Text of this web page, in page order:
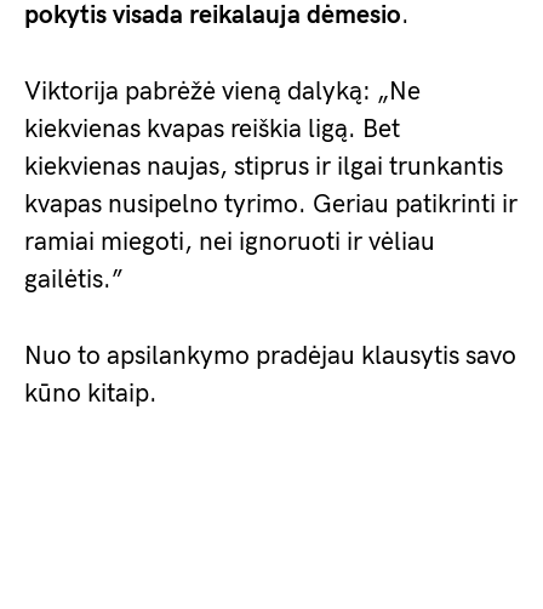
pokytis visada reikalauja dėmesio.
Viktorija pabrėžė vieną dalyką: „Ne
kiekvienas kvapas reiškia ligą. Bet
kiekvienas naujas, stiprus ir ilgai trunkantis
kvapas nusipelno tyrimo. Geriau patikrinti ir
ramiai miegoti, nei ignoruoti ir vėliau
gailėtis.”
Nuo to apsilankymo pradėjau klausytis savo
kūno kitaip.